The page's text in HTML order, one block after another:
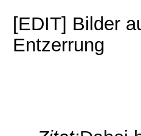
[EDIT] Bilder
Entzerrung